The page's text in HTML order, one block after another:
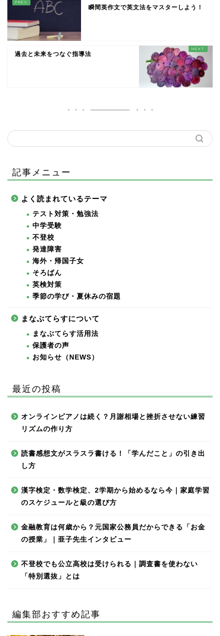
瞬間英作文で英文法をマスターしよう！
過去と未来をつなぐ指導法
記事メニュー
よく読まれているテーマ
テスト対策・勉強法
中学受験
不登校
発達障害
海外・帰国子女
そろばん
英検対策
季節の学び・夏休みの宿題
まなぶてらすについて
まなぶてらす活用法
保護者の声
お知らせ（NEWS）
最近の投稿
オンラインピアノは続く？月謝相場と挫折させない練習
リズムの作り方
読書感想文がスラスラ書ける！「学んだこと」の引き出
し方
漢字検定・数学検定、2学期から始めるなら今｜家庭学習
のスケジュールと級の選び方
金融教育は何歳から？元国家公務員だからできる「お金
の授業」｜亜子先生インタビュー
不登校でも公立高校は受けられる｜調査書を使わない
「特別選抜」とは
編集部おすすめ記事